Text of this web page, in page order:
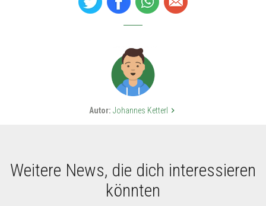
Autor: Johannes Ketterl keyboard_arrow_right
Weitere News, die dich interessieren
könnten